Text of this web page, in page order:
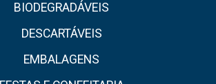
BIODEGRADÁVEIS
DESCARTÁVEIS
EMBALAGENS